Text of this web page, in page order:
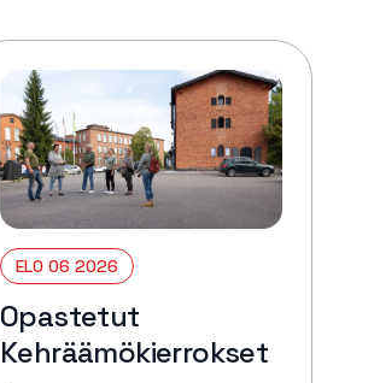
ELO 06 2026
Opastetut
Kehräämökierrokset